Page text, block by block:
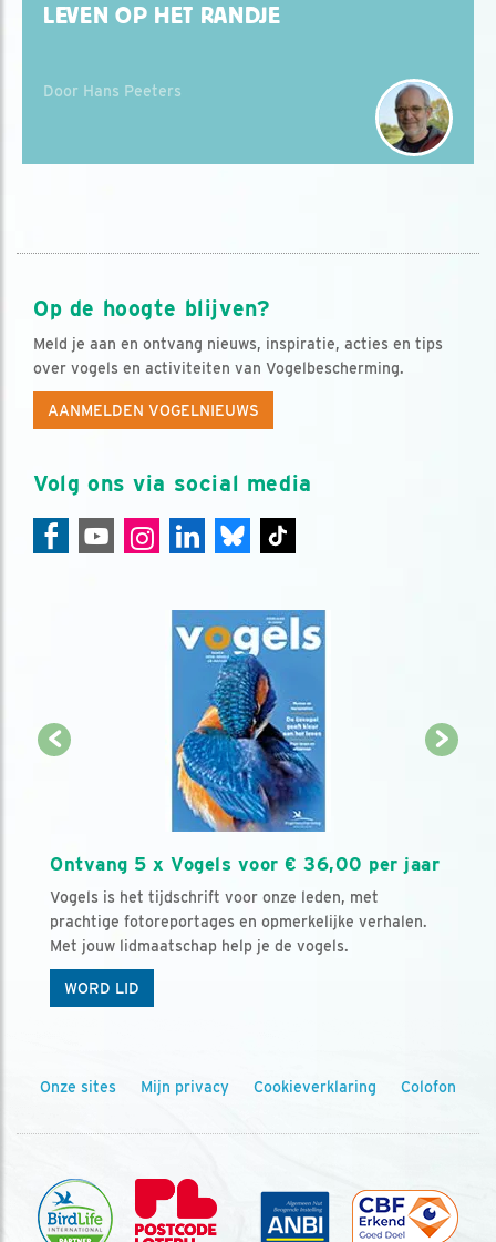
LEVEN OP HET RANDJE
Door Hans Peeters
Op de hoogte blijven?
Meld je aan en ontvang nieuws, inspiratie, acties en tips
over vogels en activiteiten van Vogelbescherming.
AANMELDEN VOGELNIEUWS
Volg ons via social media
Ontvang 5 x Vogels voor € 36,00 per jaar
Vogels is het tijdschrift voor onze leden, met
prachtige fotoreportages en opmerkelijke verhalen.
Met jouw lidmaatschap help je de vogels.
WORD LID
Onze sites Mijn privacy Cookieverklaring Colofon